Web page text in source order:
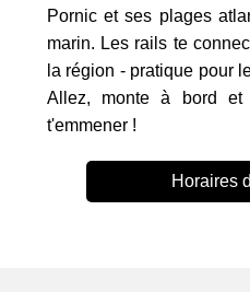
Pornic et ses plages
marin. Les rails te
la région - pratique pour
Allez, monte à bord
t'emmener !
Horaires